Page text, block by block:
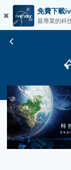
免費下載
最專業的科